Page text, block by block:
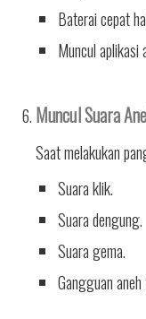
Baterai cepat
Muncul aplikasi
Muncul Suara
Saat melakukan
Suara klik.
Suara dengung.
Suara gema.
Gangguan